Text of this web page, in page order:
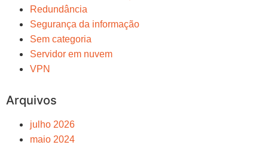
Redundância
Segurança da informação
Sem categoria
Servidor em nuvem
VPN
Arquivos
julho 2026
maio 2024